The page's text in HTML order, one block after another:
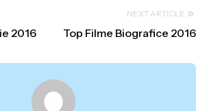
2016
NEXT ARTICLE
Top Filme Biografice 2016